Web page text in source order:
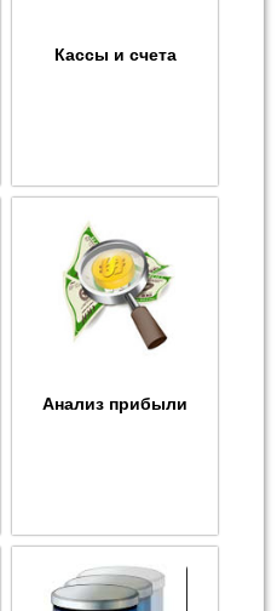
Кассы и счета
Анализ прибыли